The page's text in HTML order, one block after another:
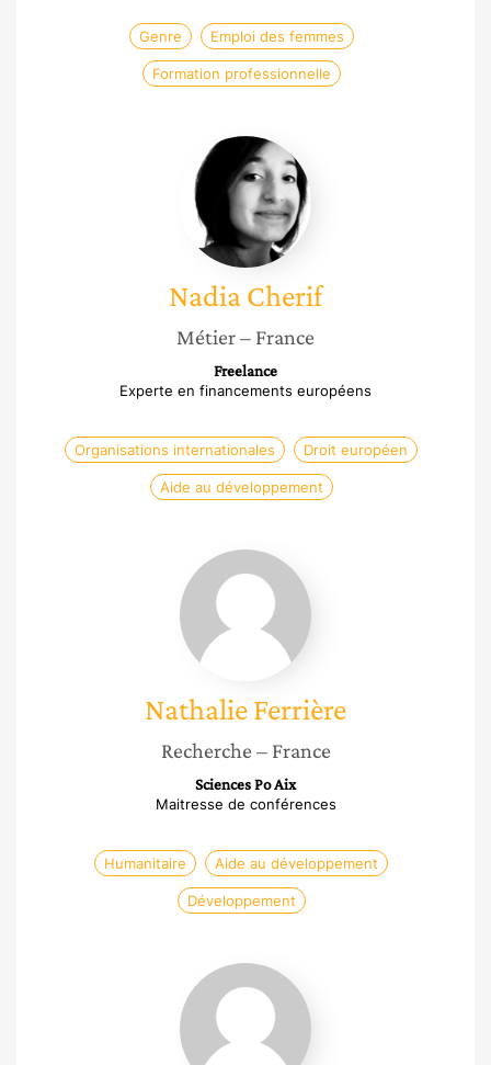
Genre Emploi des femmes
Formation professionnelle
Nadia
Cherif
NadiaCherif
Métier– France
Freelance
Experte en financements européens
Organisations internationales Droit européen
Aide au développement
Nathalie
Ferrière
NathalieFerrière
Recherche – France
Sciences Po Aix
Maitresse de conférences
Humanitaire Aide au développement
Développement
Corinne
Ndjikeu